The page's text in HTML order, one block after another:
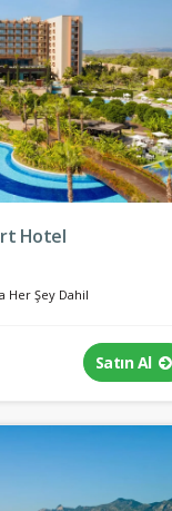
Hotel
Her Şey Dahil
Satın Al